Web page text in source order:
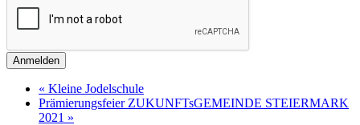
Anmelden
« Kleine Jodelschule
Prämierungsfeier ZUKUNFTsGEMEINDE STEIERMARK
2021 »